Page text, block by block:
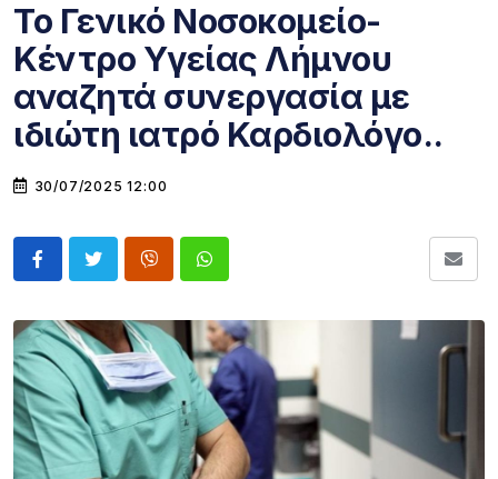
To Γενικό Νοσοκομείο-
Κέντρο Υγείας Λήμνου
αναζητά συνεργασία με
ιδιώτη ιατρό Καρδιολόγο..
30/07/2025 12:00